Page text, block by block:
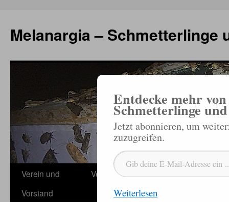
springen
Melanargia – Schmetterlinge
Verein und
Vorstand
Veröffentlichungen
Entdecke mehr
Schmetterlinge
Jetzt abonnieren, um
zuzugreifen.
Gib deine E-Mail-Adresse ein ...
Weiterlesen